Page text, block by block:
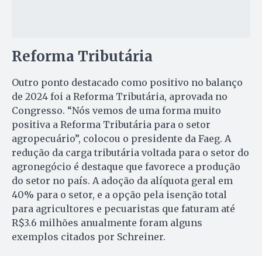
Reforma Tributária
Outro ponto destacado como positivo no balanço
de 2024 foi a Reforma Tributária, aprovada no
Congresso. “Nós vemos de uma forma muito
positiva a Reforma Tributária para o setor
agropecuário”, colocou o presidente da Faeg. A
redução da carga tributária voltada para o setor do
agronegócio é destaque que favorece a produção
do setor no país. A adoção da alíquota geral em
40% para o setor, e a opção pela isenção total
para agricultores e pecuaristas que faturam até
R$3.6 milhões anualmente foram alguns
exemplos citados por Schreiner.